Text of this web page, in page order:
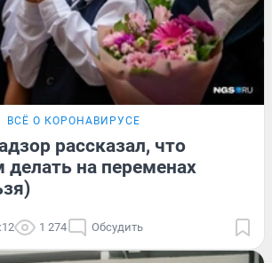
ВСЁ О КОРОНАВИРУСЕ
рассказал, что
на переменах
1 274 Обсудить